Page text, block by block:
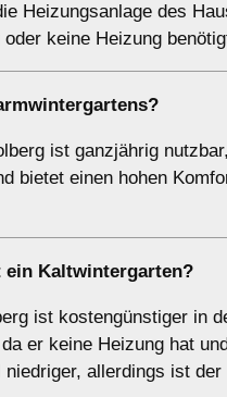
Heizungsanlage des
keine Heizung
?
ist ganzjährig
bietet einen hohen
ein Kaltwintergarten?
ist kostengünstiger in
er keine Heizung hat
niedriger, allerdings ist